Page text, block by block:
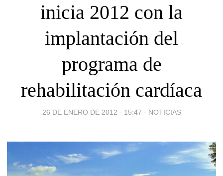
inicia 2012 con la
implantación del
programa de
rehabilitación cardíaca
26 DE ENERO DE 2012 - 15:47 - NOTICIAS